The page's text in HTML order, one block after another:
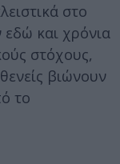
στο
εδώ και χρόνια
στόχους,
βιώνουν
το